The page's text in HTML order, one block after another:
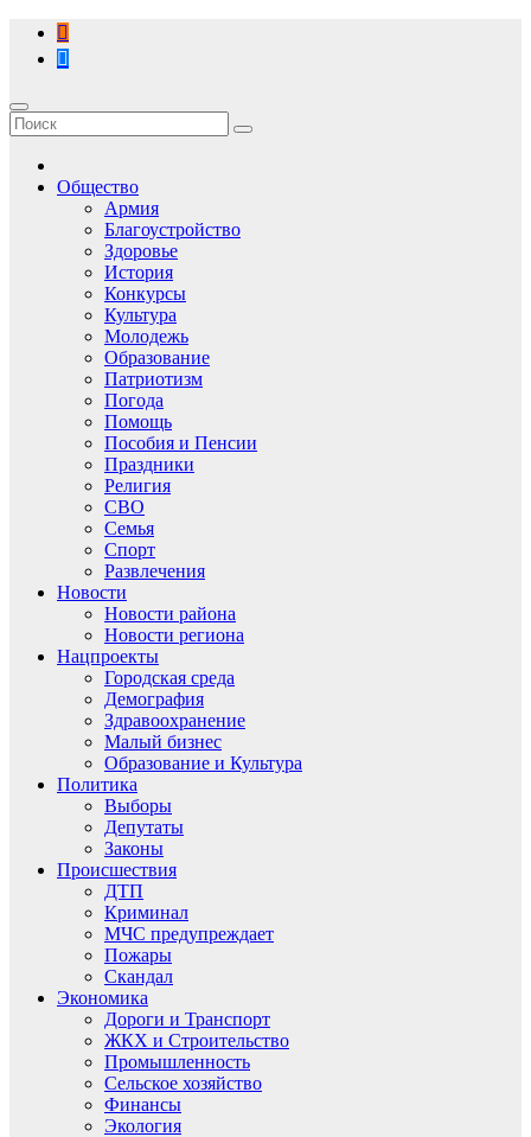
Перейти
содержимому
Общество
Армия
Благоустройство
Здоровье
История
Конкурсы
Культура
Молодежь
Образование
Патриотизм
Погода
Помощь
Пособия и Пенсии
Праздники
Религия
СВО
Семья
Спорт
Развлечения
Новости
Новости района
Новости региона
Нацпроекты
Городская среда
Демография
Здравоохранение
Малый бизнес
Образование и Культура
Политика
Выборы
Депутаты
Законы
Происшествия
ДТП
Криминал
МЧС предупреждает
Пожары
Скандал
Экономика
Дороги и Транспорт
ЖКХ и Строительство
Промышленность
Сельское хозяйство
Финансы
Экология